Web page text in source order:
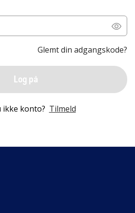
Glemt din adgangskode?
Log på
ikke konto? Tilmeld